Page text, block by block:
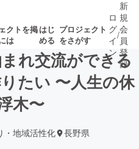
クトを掲
は
はじ
める
プロジェクト
をさがす
ロ募集終了が近いプ
ロ
グ
イ
ン
/
新
規
会
員
登
録
れ交流ができる
たい 〜人生の休
木〜
・地域活性化 長野県